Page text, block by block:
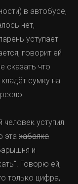
в автобусе,
нет,
уступает
говорит ей
сказать что
сумку на
уступил
эта хабалка
и
Говорю ей,
только цифра,